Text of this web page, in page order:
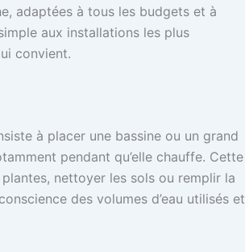
adaptées à tous les budgets et à
aux installations les plus
convient.
à placer une bassine ou un grand
pendant qu’elle chauffe. Cette
nettoyer les sols ou remplir la
des volumes d’eau utilisés et